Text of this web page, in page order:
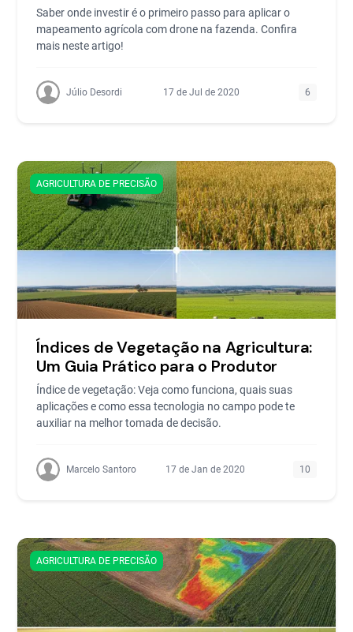
Saber onde investir é o primeiro passo para aplicar o
mapeamento agrícola com drone na fazenda. Confira
mais neste artigo!
Júlio Desordi 17 de Jul de 2020 6
AGRICULTURA DE PRECISÃO
Índices de Vegetação na Agricultura:
Um Guia Prático para o Produtor
Índice de vegetação: Veja como funciona, quais suas
aplicações e como essa tecnologia no campo pode te
auxiliar na melhor tomada de decisão.
Marcelo Santoro 17 de Jan de 2020 10
AGRICULTURA DE PRECISÃO